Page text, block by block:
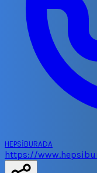
HEPSİBURADA
https://